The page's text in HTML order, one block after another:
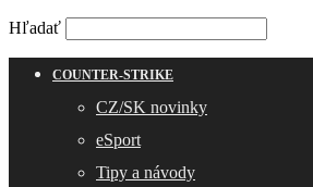
Hľadať
COUNTER-STRIKE
CZ/SK novinky
eSport
Tipy a návody